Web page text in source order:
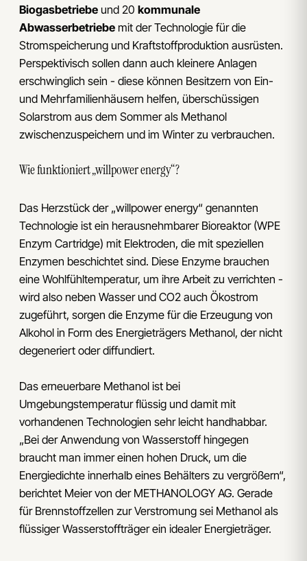
Biogasbetriebe und 20 kommunale
Abwasserbetriebe mit der Technologie für die
Stromspeicherung und Kraftstoffproduktion ausrüsten.
Perspektivisch sollen dann auch kleinere Anlagen
erschwinglich sein - diese können Besitzern von Ein-
und Mehrfamilienhäusern helfen, überschüssigen
Solarstrom aus dem Sommer als Methanol
zwischenzuspeichern und im Winter zu verbrauchen.
Wie funktioniert „willpower energy“?
Das Herzstück der „willpower energy“ genannten
Technologie ist ein herausnehmbarer Bioreaktor (WPE
Enzym Cartridge) mit Elektroden, die mit speziellen
Enzymen beschichtet sind. Diese Enzyme brauchen
eine Wohlfühltemperatur, um ihre Arbeit zu verrichten -
wird also neben Wasser und CO2 auch Ökostrom
zugeführt, sorgen die Enzyme für die Erzeugung von
Alkohol in Form des Energieträgers Methanol, der nicht
degeneriert oder diffundiert.
Das erneuerbare Methanol ist bei
Umgebungstemperatur flüssig und damit mit
vorhandenen Technologien sehr leicht handhabbar.
„Bei der Anwendung von Wasserstoff hingegen
braucht man immer einen hohen Druck, um die
Energiedichte innerhalb eines Behälters zu vergrößern“,
berichtet Meier von der METHANOLOGY AG. Gerade
für Brennstoffzellen zur Verstromung sei Methanol als
flüssiger Wasserstoffträger ein idealer Energieträger.